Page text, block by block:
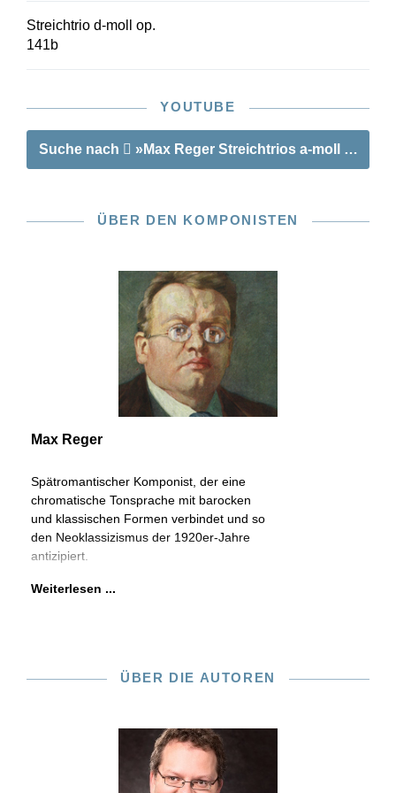
Streichtrio d-moll op.
141b
YOUTUBE
Suche nach »Max Reger Streichtrios a-moll op.
ÜBER DEN KOMPONISTEN
Max Reger
Spätromantischer Komponist, der eine
chromatische Tonsprache mit barocken
und klassischen Formen verbindet und so
den Neoklassizismus der 1920er-Jahre
antizipiert.
Weiterlesen ...
ÜBER DIE AUTOREN